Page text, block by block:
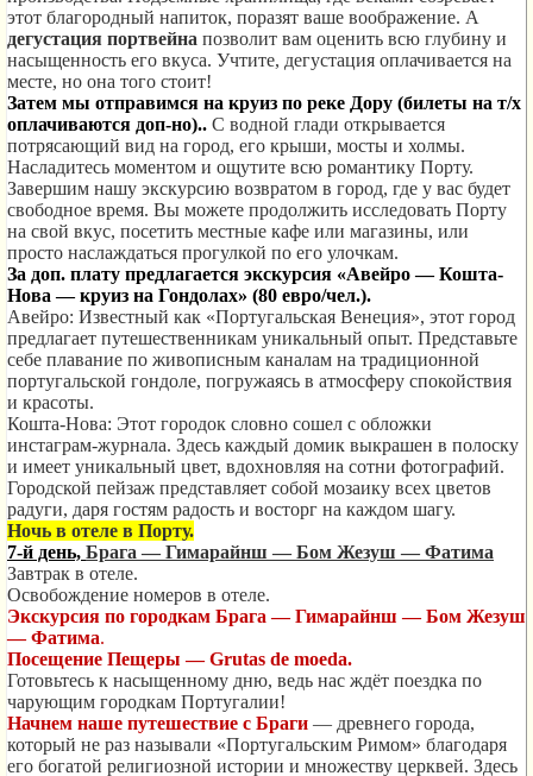
этот благородный напиток, поразят ваше воображение. А
дегустация портвейна позволит вам оценить всю глубину и
насыщенность его вкуса. Учтите, дегустация оплачивается на
месте, но она того стоит!
Затем мы отправимся на круиз по реке Дору (билеты на т/х
оплачиваются доп-но).. С водной глади открывается
потрясающий вид на город, его крыши, мосты и холмы.
Насладитесь моментом и ощутите всю романтику Порту.
Завершим нашу экскурсию возвратом в город, где у вас будет
свободное время. Вы можете продолжить исследовать Порту
на свой вкус, посетить местные кафе или магазины, или
просто наслаждаться прогулкой по его улочкам.
За доп. плату предлагается экскурсия «Авейро — Кошта-
Нова — круиз на Гондолах» (80 евро/чел.).
Авейро: Известный как «Португальская Венеция», этот город
предлагает путешественникам уникальный опыт. Представьте
себе плавание по живописным каналам на традиционной
португальской гондоле, погружаясь в атмосферу спокойствия
и красоты.
Кошта-Нова: Этот городок словно сошел с обложки
инстаграм-журнала. Здесь каждый домик выкрашен в полоску
и имеет уникальный цвет, вдохновляя на сотни фотографий.
Городской пейзаж представляет собой мозаику всех цветов
радуги, даря гостям радость и восторг на каждом шагу.
Ночь в отеле в Порту.
7-й день, Брага — Гимарайнш — Бом Жезуш — Фатима
Завтрак в отеле.
Освобождение номеров в отеле.
Экскурсия по городкам Брага — Гимарайнш — Бом Жезуш
— Фатима.
Посещение Пещеры — Grutas de moeda.
Готовьтесь к насыщенному дню, ведь нас ждёт поездка по
чарующим городкам Португалии!
Начнем наше путешествие с Браги — древнего города,
который не раз называли «Португальским Римом» благодаря
его богатой религиозной истории и множеству церквей. Здесь